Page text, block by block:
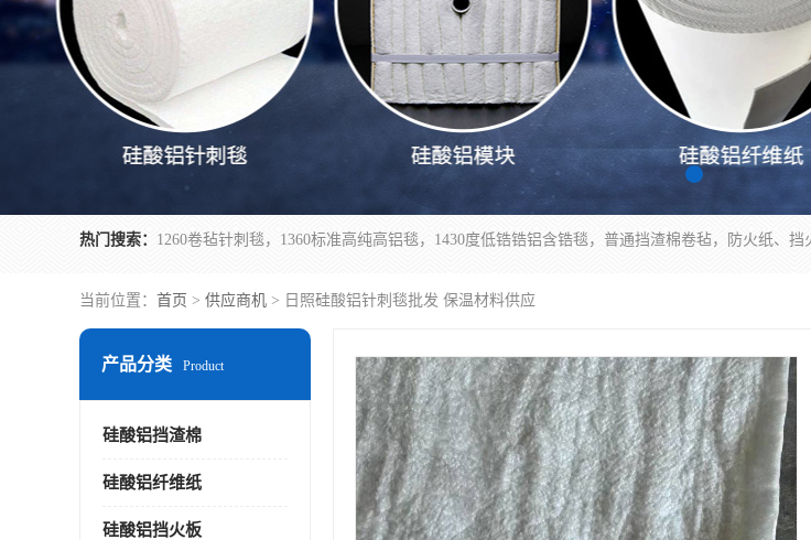
热门搜索：
当前位置： 首页 > 供应商机 > 日照硅酸铝针刺毯批发 保温材料供应
产品分类 Product
硅酸铝挡渣棉
硅酸铝纤维纸
硅酸铝挡火板